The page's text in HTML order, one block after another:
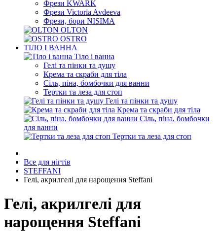
Фрези KWARK
Фрези Victoria Avdeeva
Фрези, бори NISIMA
OLTON
OSTRO
ТІЛО І ВАННА
Тіло і ванна
Гелі та пінки та душу
Крема та скраби для тіла
Сіль, піна, бомбочки для ванни
Тертки та леза для стоп
Гелі та пінки та душу
Крема та скраби для тіла
Сіль, піна, бомбочки
для ванни
Тертки та леза для стоп
Все для нігтів
STEFFANI
Гелі, акрилгелі для нарощення Steffani
Гелі, акрилгелі для
нарощення Steffani